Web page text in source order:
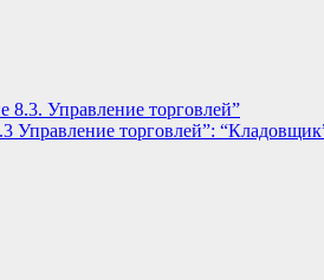
8.3. Управление торговлей”
Управление торговлей”: